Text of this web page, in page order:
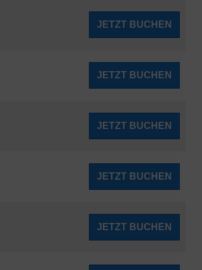
JETZT BUCHEN
JETZT BUCHEN
JETZT BUCHEN
JETZT BUCHEN
JETZT BUCHEN